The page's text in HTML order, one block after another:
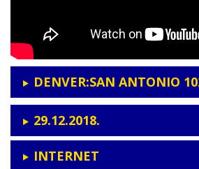
DENVER:SAN ANTONIO
29.12.2018.
INTERNET